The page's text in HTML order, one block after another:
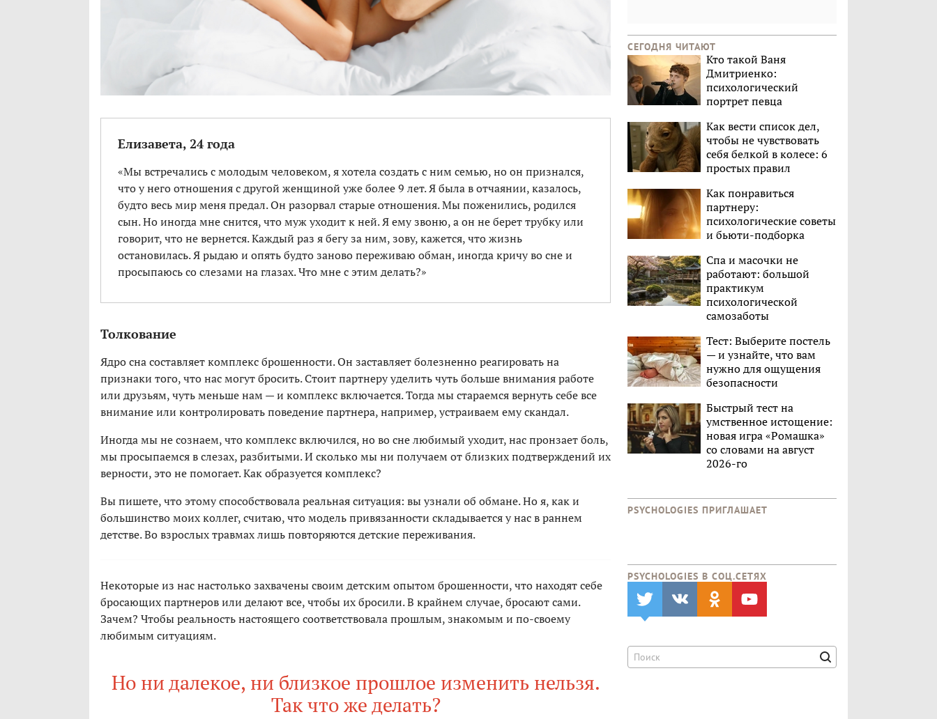
Елизавета, 24 года
«Мы встречались с молодым человеком, я хотела создать с ним семью, но он признался,
что у него отношения с другой женщиной уже более 9 лет. Я была в отчаянии, казалось,
будто весь мир меня предал. Он разорвал старые отношения. Мы поженились, родился
сын. Но иногда мне снится, что муж уходит к ней. Я ему звоню, а он не берет трубку или
говорит, что не вернется. Каждый раз я бегу за ним, зову, кажется, что жизнь
остановилась. Я рыдаю и опять будто заново переживаю обман, иногда кричу во сне и
просыпаюсь со слезами на глазах. Что мне с этим делать?»
Толкование
Ядро сна составляет комплекс брошенности. Он заставляет болезненно реагировать на
признаки того, что нас могут бросить. Стоит партнеру уделить чуть больше внимания работе
или друзьям, чуть меньше нам — и комплекс включается. Тогда мы стараемся вернуть себе все
внимание или контролировать поведение партнера, например, устраиваем ему скандал.
Иногда мы не сознаем, что комплекс включился, но во сне любимый уходит, нас пронзает боль,
мы просыпаемся в слезах, разбитыми. И сколько мы ни получаем от близких подтверждений их
верности, это не помогает. Как образуется комплекс?
Вы пишете, что этому способствовала реальная ситуация: вы узнали об обмане. Но я, как и
большинство моих коллег, считаю, что модель привязанности складывается у нас в раннем
детстве. Во взрослых травмах лишь повторяются детские переживания.
Некоторые из нас настолько захвачены своим детским опытом брошенности, что находят себе
бросающих партнеров или делают все, чтобы их бросили. В крайнем случае, бросают сами.
Зачем? Чтобы реальность настоящего соответствовала прошлым, знакомым и по-своему
любимым ситуациям.
Но ни далекое, ни близкое прошлое изменить нельзя.
Так что же делать?
СЕГОДНЯ ЧИТАЮТ
Кто такой Ваня
Дмитриенко:
психологический
портрет певца
Как вести список дел,
чтобы не чувствовать
себя белкой в колесе: 6
простых правил
Как понравиться
партнеру:
психологические советы
и бьюти-подборка
Спа и масочки не
работают: большой
практикум
психологической
самозаботы
Тест: Выберите постель
— и узнайте, что вам
нужно для ощущения
безопасности
Быстрый тест на
умственное истощение:
новая игра «Ромашка»
со словами на август
2026-го
PSYCHOLOGIES ПРИГЛАШАЕТ
PSYCHOLOGIES В CОЦ.СЕТЯХ